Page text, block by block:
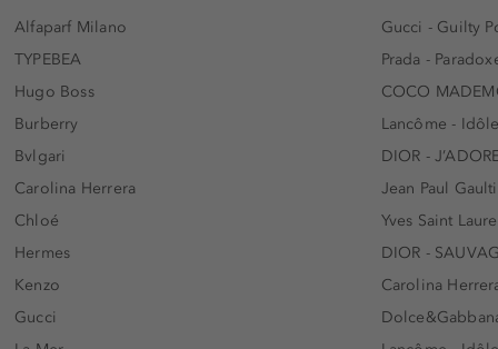
Alfaparf Milano
TYPEBEA
Hugo Boss
Burberry
Bvlgari
Carolina Herrera
Chloé
Hermes
Kenzo
Gucci
Gucci - Guilty
Prada -
COCO
Lancôme - Idôle
DIOR -
Jean Paul
Yves Saint
DIOR -
Carolina